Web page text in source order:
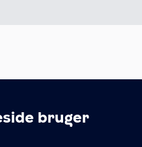
bruger